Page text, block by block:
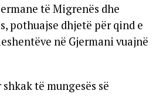
të Migrenës dhe
pothuajse dhjetë për qind e
në Gjermani vuajnë
të mungesës së